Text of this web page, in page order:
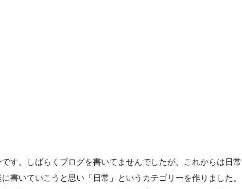
す。しばらくブログを書いてませんでしたが、これからは日常
書いていこうと思い「日常」というカテゴリーを作りました。